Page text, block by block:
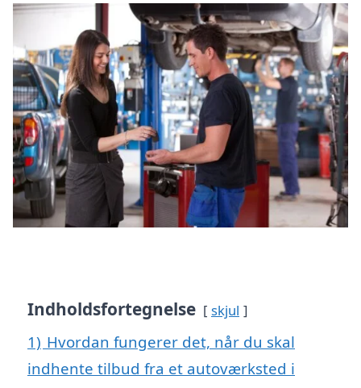
Indholdsfortegnelse skjul
1) Hvordan fungerer det, når du skal
indhente tilbud fra et autoværksted i